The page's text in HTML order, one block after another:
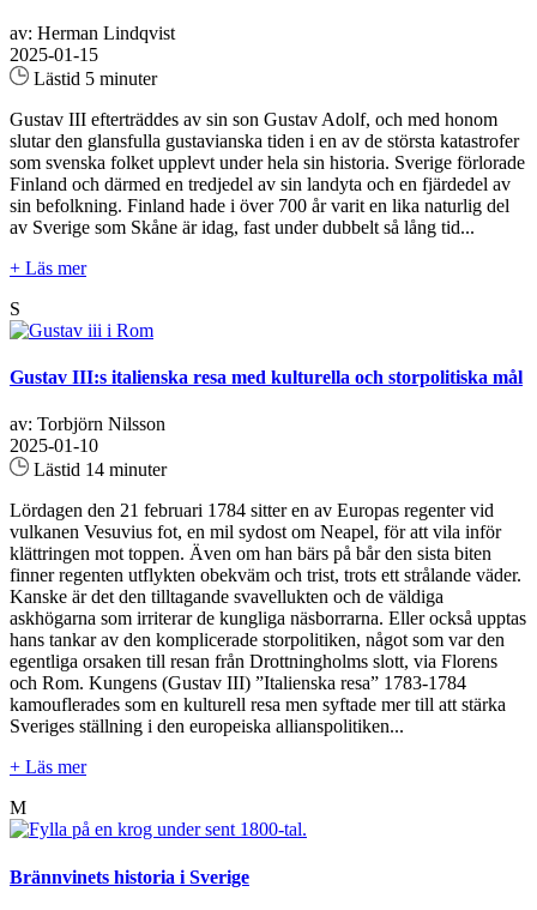
av: Herman Lindqvist
2025-01-15
Lästid 5 minuter
Gustav III efterträddes av sin son Gustav Adolf, och med honom
slutar den glansfulla gustavianska tiden i en av de största katastrofer
som svenska folket upplevt under hela sin historia. Sverige förlorade
Finland och därmed en tredjedel av sin landyta och en fjärdedel av
sin befolkning. Finland hade i över 700 år varit en lika naturlig del
av Sverige som Skåne är idag, fast under dubbelt så lång tid...
+ Läs mer
S
Gustav III:s italienska resa med kulturella och storpolitiska mål
av: Torbjörn Nilsson
2025-01-10
Lästid 14 minuter
Lördagen den 21 februari 1784 sitter en av Europas regenter vid
vulkanen Vesuvius fot, en mil sydost om Neapel, för att vila inför
klättringen mot toppen. Även om han bärs på bår den sista biten
finner regenten utflykten obekväm och trist, trots ett strålande väder.
Kanske är det den tilltagande svavellukten och de väldiga
askhögarna som irriterar de kungliga näsborrarna. Eller också upptas
hans tankar av den komplicerade storpolitiken, något som var den
egentliga orsaken till resan från Drottningholms slott, via Florens
och Rom. Kungens (Gustav III) ”Italienska resa” 1783-1784
kamouflerades som en kulturell resa men syftade mer till att stärka
Sveriges ställning i den europeiska allianspolitiken...
+ Läs mer
M
Brännvinets historia i Sverige